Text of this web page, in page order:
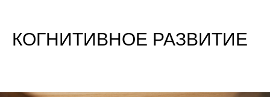
КОГНИТИВНОЕ РАЗВИТИЕ